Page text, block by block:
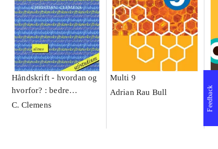
Håndskrift - hvordan og
hvorfor? : bedre
håndskrivning :
C. Clemens
Multi 9
Adrian Rau Bull
Feedback